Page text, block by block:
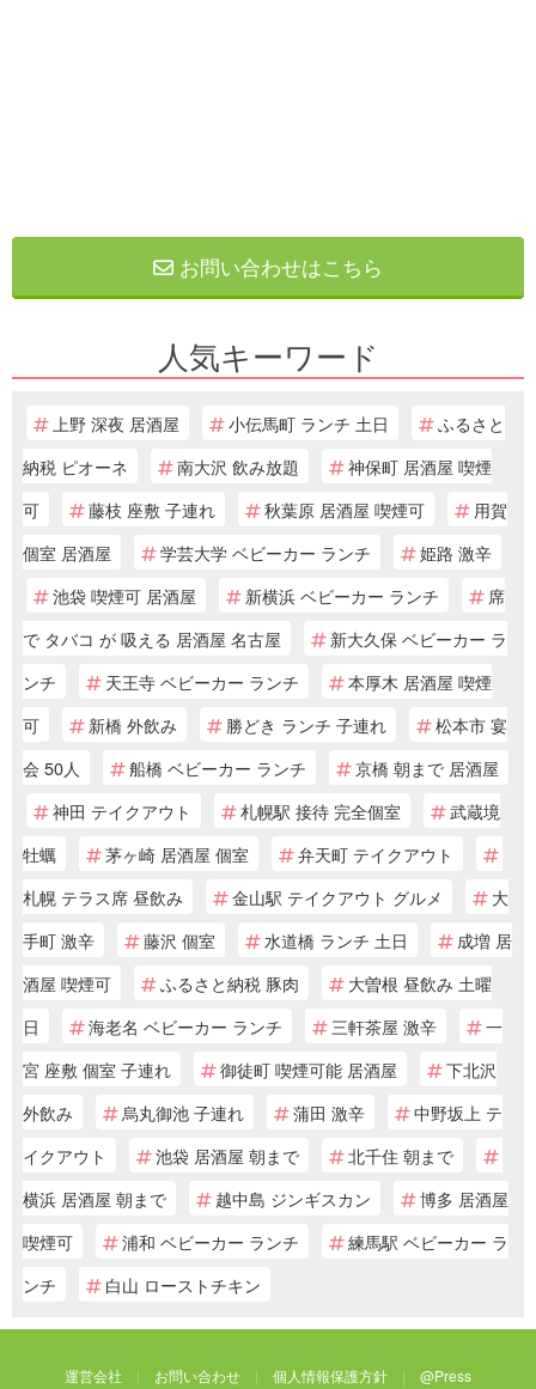
お問い合わせはこちら
人気キーワード
上野 深夜 居酒屋 小伝馬町 ランチ 土日
ふるさと
納税 ピオーネ
南大沢 飲み放題
神保町 居酒屋 喫煙
可
藤枝 座敷 子連れ 秋葉原 居酒屋 喫煙可
用賀
個室 居酒屋
学芸大学 ベビーカー ランチ
姫路 激辛
池袋 喫煙可 居酒屋
新横浜 ベビーカー ランチ
席
で タバコ が 吸える 居酒屋 名古屋
新大久保 ベビーカー ラ
ンチ
天王寺 ベビーカー ランチ
本厚木 居酒屋 喫煙
可
新橋 外飲み 勝どき ランチ 子連れ
松本市 宴
会 50人
船橋 ベビーカー ランチ
京橋 朝まで 居酒屋
神田 テイクアウト
札幌駅 接待 完全個室
武蔵境
牡蠣
茅ヶ崎 居酒屋 個室
弁天町 テイクアウト
札幌 テラス席 昼飲み
金山駅 テイクアウト グルメ
大
手町 激辛
藤沢 個室 水道橋 ランチ 土日
成増 居
酒屋 喫煙可
ふるさと納税 豚肉
大曽根 昼飲み 土曜
日
海老名 ベビーカー ランチ 三軒茶屋 激辛
一
宮 座敷 個室 子連れ
御徒町 喫煙可能 居酒屋
下北沢
外飲み
烏丸御池 子連れ 蒲田 激辛
中野坂上 テ
イクアウト
池袋 居酒屋 朝まで
北千住 朝まで
横浜 居酒屋 朝まで
越中島 ジンギスカン
博多 居酒屋
喫煙可
浦和 ベビーカー ランチ
練馬駅 ベビーカー ラ
ンチ
白山 ローストチキン
運営会社 お問い合わせ 個人情報保護方針 @Press